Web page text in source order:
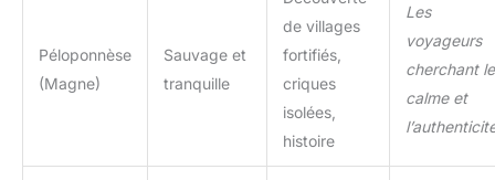
Péloponnèse
(Magne)
Sauvage et
tranquille
de villages
fortifiés,
criques
isolées,
histoire
Les
voyageurs
cherchant le
calme et